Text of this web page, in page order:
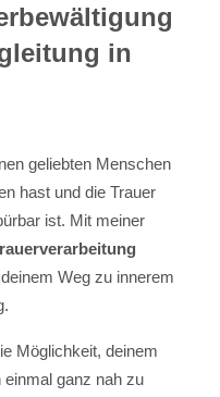
in
geliebten Menschen
hast und die Trauer
ist. Mit meiner
Weg zu innerem
Möglichkeit, deinem
ganz nah zu